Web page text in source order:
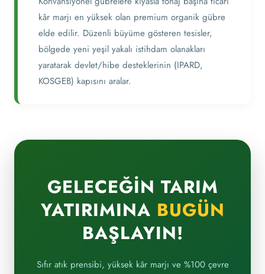
kâr marjı en yüksek olan premium organik gübre
elde edilir. Düzenli büyüme gösteren tesisler,
bölgede yeni yeşil yakalı istihdam olanakları
yaratarak devlet/hibe desteklerinin (IPARD,
KOSGEB) kapısını aralar.
GELECEĞIN TARIM
YATIRIMINA BUGÜN
BAŞLAYIN!
Sıfır atık prensibi, yüksek kâr marjı ve %100 çevre